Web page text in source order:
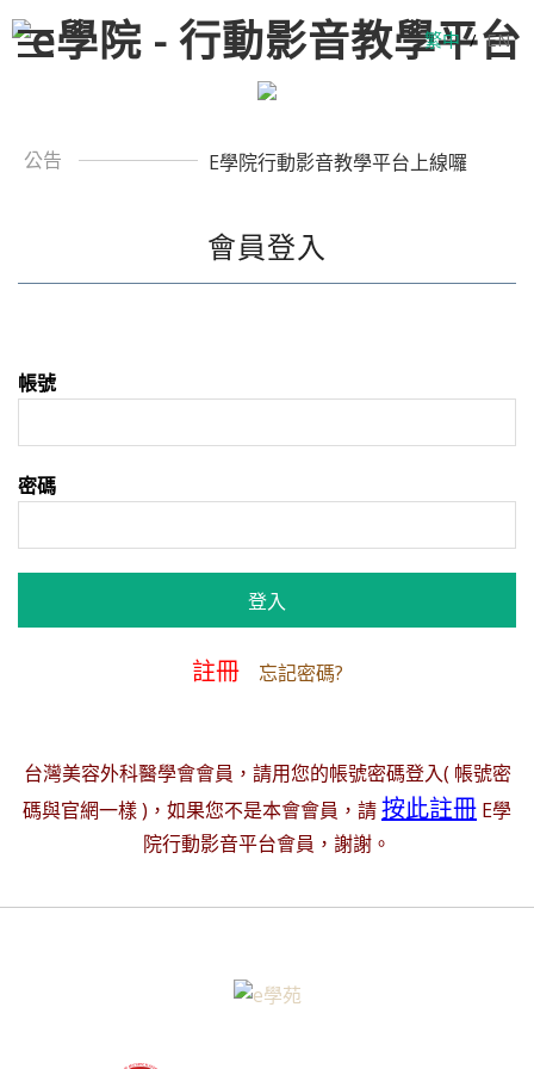
繁中 / EN
公告 E學院行動影音教學平台上線囉
會員登入
帳號
密碼
註冊 忘記密碼?
台灣美容外科醫學會會員，請用您的帳號密碼登入( 帳號密
碼與官網一樣 )，如果您不是本會會員，請按此註冊 E學
院行動影音平台會員，謝謝。